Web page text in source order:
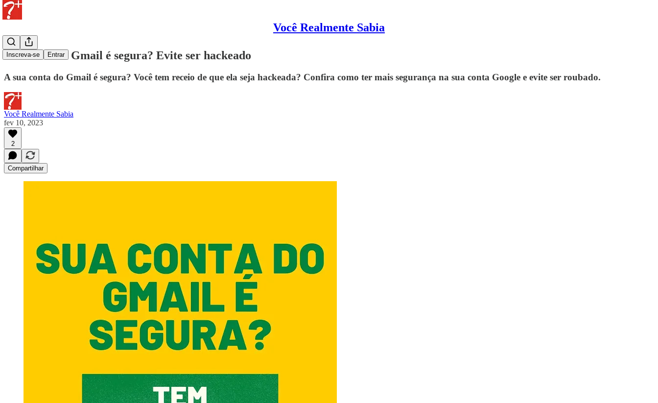
Você Realmente Sabia
Inscreva-se Entrar
Sua conta do Gmail é segura? Evite ser hackeado
A sua conta do Gmail é segura? Você tem receio de que ela seja hackeada? Confira como ter mais segurança na sua conta Google e evite ser roubado.
Você Realmente Sabia
fev 10, 2023
2
Compartilhar